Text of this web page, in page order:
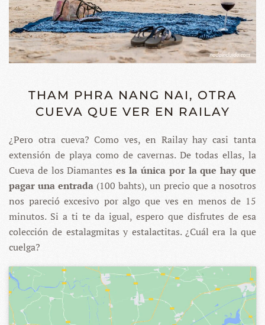
THAM PHRA NANG NAI, OTRA
CUEVA QUE VER EN RAILAY
¿Pero otra cueva? Como ves, en Railay hay casi tanta
extensión de playa como de cavernas. De todas ellas, la
Cueva de los Diamanteses la única por la que hay que
pagar una entrada (100 bahts), un precio que a nosotros
nos pareció excesivo por algo que ves en menos de 15
minutos. Si a ti te da igual, espero que disfrutes de esa
colección de estalagmitas y estalactitas. ¿Cuál era la que
cuelga?